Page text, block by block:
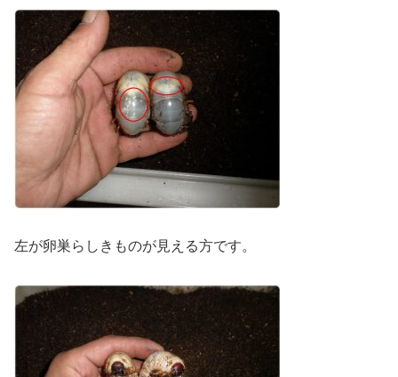
左が卵巣らしきものが見える方です。